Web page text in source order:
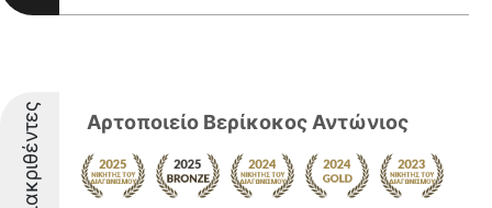
Διακριθέντες Αρτοποιείο Βερίκοκος Αντώνιος